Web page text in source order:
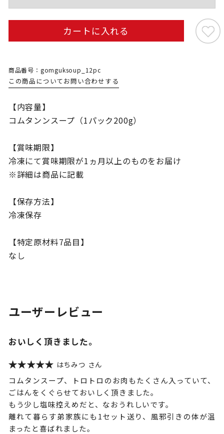
カートに入れる
商品番号：gomguksoup_12pc
この商品についてお問い合わせする
【内容量】
コムタンンスープ（1パック200g）
【賞味期限】
冷凍にて賞味期限が1ヵ月以上のものをお届け
※詳細は商品に記載
【保存方法】
冷凍保存
【特定原材料7品目】
なし
ユーザーレビュー
おいしく頂きました。
はちみつ
コムタンスープ、トロトロのお肉もたくさん入っていて、
ごはんをくぐらせておいしく頂きました。
もう少し塩味控えめだと、なおうれしいです。
離れて暮らす弟家族にも1セット送り、風邪引きの体が温
まったと喜ばれました。